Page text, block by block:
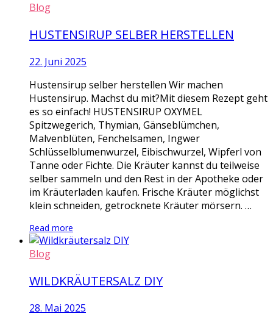
Blog
HUSTENSIRUP SELBER HERSTELLEN
22. Juni 2025
Hustensirup selber herstellen Wir machen
Hustensirup. Machst du mit?Mit diesem Rezept geht
es so einfach! HUSTENSIRUP OXYMEL
Spitzwegerich, Thymian, Gänseblümchen,
Malvenblüten, Fenchelsamen, Ingwer
Schlüsselblumenwurzel, Eibischwurzel, Wipferl von
Tanne oder Fichte. Die Kräuter kannst du teilweise
selber sammeln und den Rest in der Apotheke oder
im Kräuterladen kaufen. Frische Kräuter möglichst
klein schneiden, getrocknete Kräuter mörsern. …
Read more
Blog
WILDKRÄUTERSALZ DIY
28. Mai 2025